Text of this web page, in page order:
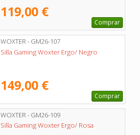
119,00 €
Comprar
WOXTER - GM26-107
Silla Gaming Woxter Ergo/ Negro
149,00 €
Comprar
WOXTER - GM26-109
Silla Gaming Woxter Ergo/ Rosa